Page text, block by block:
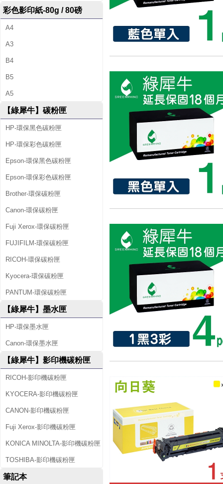
彩色影印紙-80g / 80磅
A4
A3
B4
B5
A5
【綠犀牛】碳粉匣
HP-環保黑色碳粉匣
HP-環保彩色碳粉匣
Epson-環保黑色碳粉匣
Epson-環保彩色碳粉匣
Brother-環保碳粉匣
Canon-環保碳粉匣
Fuji Xerox-環保碳粉匣
FUJIFILM-環保碳粉匣
RICOH-環保碳粉匣
Kyocera-環保碳粉匣
PANTUM-環保碳粉匣
【綠犀牛】墨水匣
HP-環保墨水匣
Canon-環保墨水匣
【綠犀牛】影印機碳粉匣
RICOH-影印機碳粉匣
KYOCERA-影印機碳粉匣
CANON-影印機碳粉匣
Fuji Xerox-影印機碳粉匣
KONICA MINOLTA-影印機碳粉匣
TOSHIBA-影印機碳粉匣
筆記本